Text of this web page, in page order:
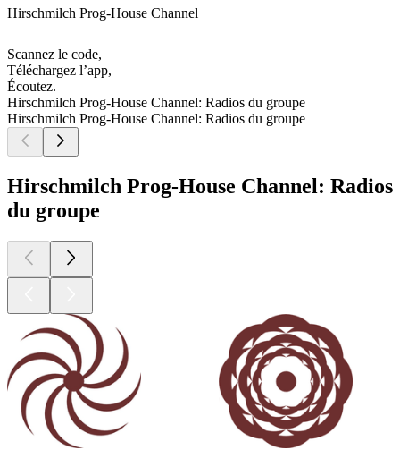
Hirschmilch Prog-House Channel
Scannez le code,
Téléchargez l’app,
Écoutez.
Hirschmilch Prog-House Channel: Radios du groupe
Hirschmilch Prog-House Channel: Radios du groupe
Hirschmilch Prog-House Channel: Radios
du groupe